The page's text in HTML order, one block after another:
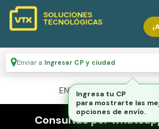
Enviar a Ingresar CP y ciudad
ENVÍO GRATIS A TODO EL
Consultas por
Ingresa tu CP
para mostrarte las
opciones de envío.